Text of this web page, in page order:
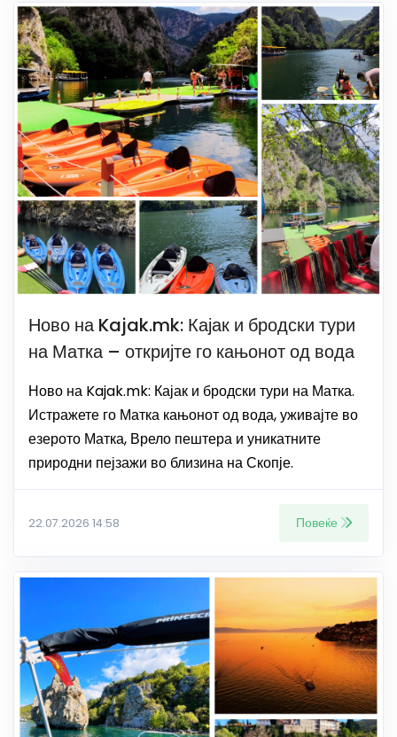
Ново на Kajak.mk: Кајак и бродски тури
на Матка – откријте го кањонот од вода
Ново на Kajak.mk: Кајак и бродски тури на Матка.
Истражете го Матка кањонот од вода, уживајте во
езерото Матка, Врело пештера и уникатните
природни пејзажи во близина на Скопје.
22.07.2026 14:58 Повеќе